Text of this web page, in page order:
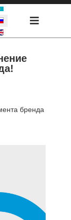
ЯЗЫК
бренда